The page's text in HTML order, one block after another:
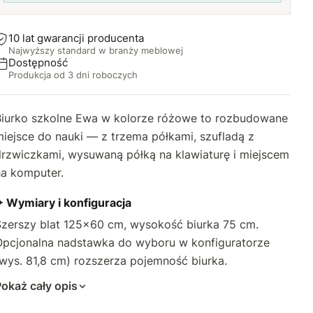
10 lat gwarancji producenta
Najwyższy standard w branży meblowej
Dostępność
Produkcja od 3 dni roboczych
szkolne Ewa w kolorze różowe to rozbudowane
do nauki — z trzema półkami, szufladą z
wysuwaną półką na klawiaturę i miejscem
komputer.
Wymiary i konfiguracja
blat 125×60 cm, wysokość biurka 75 cm.
nadstawka do wyboru w konfiguratorze
81,8 cm) rozszerza pojemność biurka.
cały opis